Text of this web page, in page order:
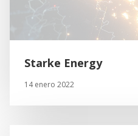
Starke Energy
14 enero 2022